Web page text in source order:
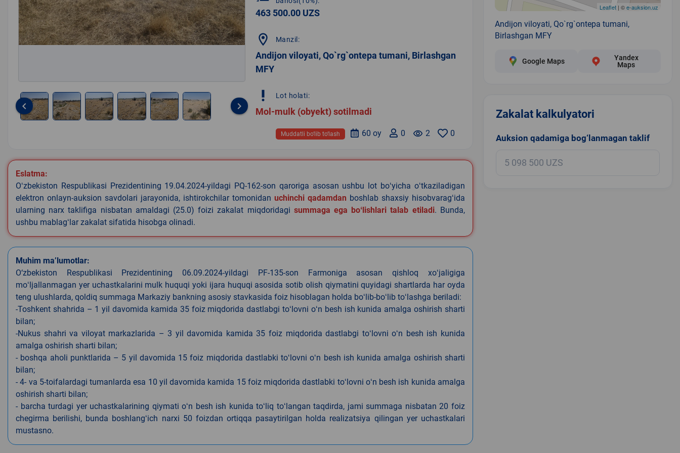
keyboard_arrow_left keyboard_arrow_right
463 500.00 UZS
location_on Manzil:
Andijon viloyati, Qo`rg`ontepa tumani, Birlashgan
MFY
priority_high Lot holati:
Mol-mulk (obyekt) sotilmadi
0
remove_red_eye 2
0
60 oy
Muddatli bo‘lib to‘lash
Eslatma:
Oʻzbekiston Respublikasi Prezidentining 19.04.2024-yildagi PQ-162-son qaroriga asosan ushbu lot boʻyicha oʻtkaziladigan
elektron onlayn-auksion savdolari jarayonida, ishtirokchilar tomonidan uchinchi qadamdan boshlab shaxsiy hisobvaragʻida
ularning narx taklifiga nisbatan amaldagi (25.0) foizi zakalat miqdoridagi summaga ega boʻlishlari talab etiladi. Bunda,
ushbu mablagʻlar zakalat sifatida hisobga olinadi.
Muhim ma’lumotlar:
O‘zbekiston Respublikasi Prezidentining 06.09.2024-yildagi PF-135-son Farmoniga asosan qishloq xoʻjaligiga
moʻljallanmagan yer uchastkalarini mulk huquqi yoki ijara huquqi asosida sotib olish qiymatini quyidagi shartlarda har oyda
teng ulushlarda, qoldiq summaga Markaziy bankning asosiy stavkasida foiz hisoblagan holda boʻlib-boʻlib toʻlashga beriladi:
-Toshkent shahrida – 1 yil davomida kamida 35 foiz miqdorida dastlabgi toʻlovni oʻn besh ish kunida amalga oshirish sharti
bilan;
-Nukus shahri va viloyat markazlarida – 3 yil davomida kamida 35 foiz miqdorida dastlabgi toʻlovni oʻn besh ish kunida
amalga oshirish sharti bilan;
- boshqa aholi punktlarida – 5 yil davomida 15 foiz miqdorida dastlabki toʻlovni oʻn besh ish kunida amalga oshirish sharti
bilan;
- 4- va 5-toifalardagi tumanlarda esa 10 yil davomida kamida 15 foiz miqdorida dastlabki toʻlovni oʻn besh ish kunida amalga
oshirish sharti bilan;
- barcha turdagi yer uchastkalarining qiymati oʻn besh ish kunida toʻliq toʻlangan taqdirda, jami summaga nisbatan 20 foiz
chegirma berilishi, bunda boshlangʻich narxi 50 foizdan ortiqqa pasaytirilgan holda realizatsiya qilingan yer uchastkalari
mustasno.
Leaflet| ©e-auksion.uz
Andijon viloyati, Qo`rg`ontepa tumani,
Birlashgan MFY
Google Maps
Yandex
Maps
Zakalat kalkulyatori
Auksion qadamiga bog‘lanmagan taklif